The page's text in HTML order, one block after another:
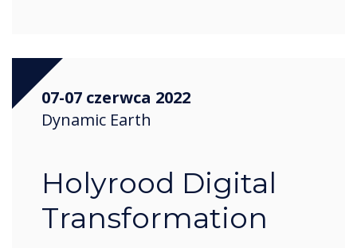
07-07 czerwca 2022
Dynamic Earth
Holyrood Digital
Transformation